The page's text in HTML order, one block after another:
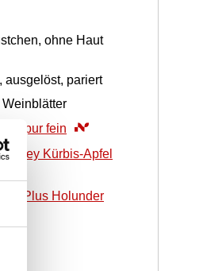
ohne Haut
ausgelöst, pariert
pur fein
Kürbis-Apfel
Holunder